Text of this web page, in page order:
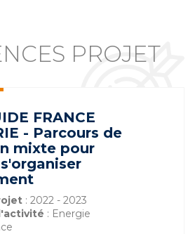
PROJET
FRANCE
- Parcours de
mixte pour
: 2022 - 2023
: Energie